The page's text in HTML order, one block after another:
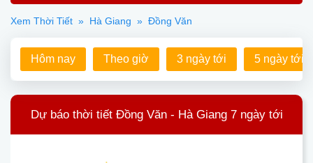
Xem Thời Tiết » Hà Giang » Đồng Văn
Hôm nay Theo giờ 3 ngày tới 5 ngày tới
Dự báo thời tiết Đồng Văn - Hà Giang 7 ngày tới